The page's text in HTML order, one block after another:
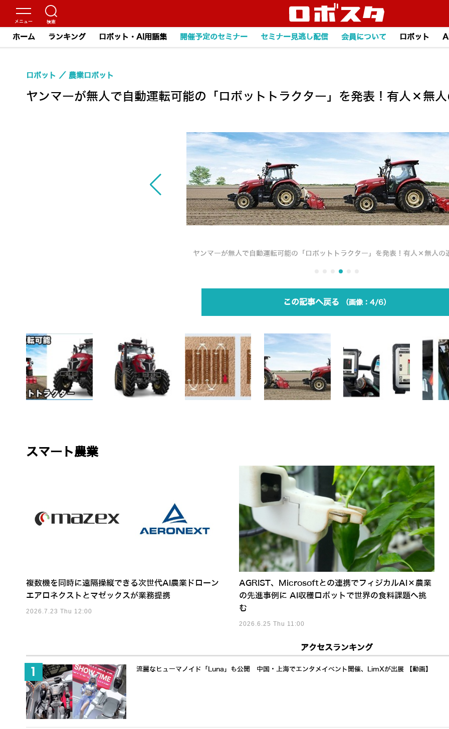
ホーム ランキング ロボット・AI用語集 開催予定のセミナー セミナー見逃し配信 会員について ロボット AI
ヤンマーが無人で自動運転可能の「ロボットトラクター」を発表！有人×無
ロボット 農業ロボット
ヤンマーが無人で自動運転可能の「ロボットトラクター」を発表！有人×無人の
この記事へ戻る 4/6
スマート農業
複数機を同時に遠隔操縦できる次世代AI農業ドローン
エアロネクストとマゼックスが業務提携
2026.7.23 Thu 12:00
AGRIST、Microsoftとの連携でフィジカルAI×農業
の先進事例に AI収穫ロボットで世界の食料課題へ挑
む
2026.6.25 Thu 11:00
アクセスランキング
流麗なヒューマノイド「Luna」も公開 中国・上海でエンタメイベント開催、LimXが出展 【動画】